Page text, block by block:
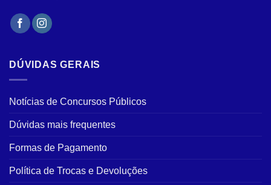
DÚVIDAS GERAIS
Notícias de Concursos Públicos
Dúvidas mais frequentes
Formas de Pagamento
Política de Trocas e Devoluções